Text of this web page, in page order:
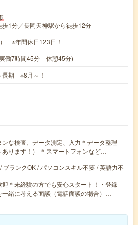
1分／長岡天神駅から徒歩12分
※年間休日123日！
働7時間45分 休憩45分)
長期 ※8月～！
ンな検査、データ測定、入力＊データ整理
あります！） ＊スマートフォンなど…
ブランクOK / パソコンスキル不要 / 英語力不
迎＊未経験の方でも安心スタート！・登録
一緒に考える面談（電話面談の場合）…